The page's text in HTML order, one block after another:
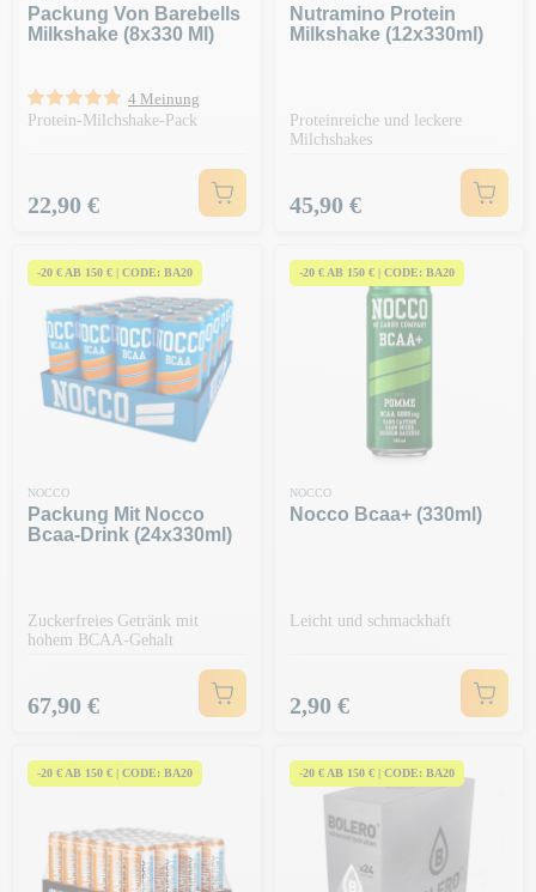
Packung Von Barebells
Milkshake (8x330 Ml)
4 Meinung
Protein-Milchshake-Pack
Preis
22,90 €
Nutramino Protein
Milkshake (12x330ml)
Proteinreiche und leckere
Milchshakes
Preis
45,90 €
-20 € AB 150 € | CODE: BA20
NOCCO
Packung Mit Nocco
Bcaa-Drink (24x330ml)
Zuckerfreies Getränk mit
hohem BCAA-Gehalt
Preis
67,90 €
-20 € AB 150 € | CODE: BA20
NOCCO
Nocco Bcaa+ (330ml)
Leicht und schmackhaft
Preis
2,90 €
-20 € AB 150 € | CODE: BA20 -20 € AB 150 € | CODE: BA20